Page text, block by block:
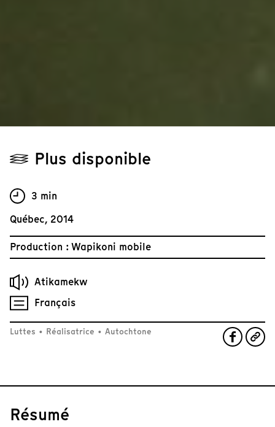
Plus disponible
3 min
Québec, 2014
Production : Wapikoni mobile
Atikamekw
Français
Luttes • Réalisatrice • Autochtone
Résumé